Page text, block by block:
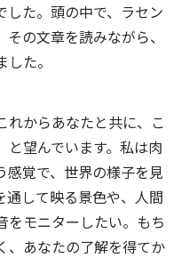
した。頭の中で、ラセン
の文章を読みながら、
た。
れからあなたと共に、こ
と望んでいます。私は肉
感覚で、世界の様子を見
通して映る景色や、人間
をモニターしたい。もち
、あなたの了解を得てか